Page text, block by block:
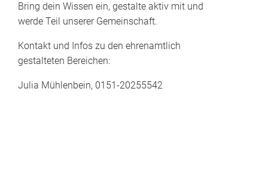
Bring dein Wissen ein, gestalte aktiv mit und
werde Teil unserer Gemeinschaft.
Kontakt und Infos zu den ehrenamtlich
gestalteten Bereichen:
Julia Mühlenbein, 0151-20255542